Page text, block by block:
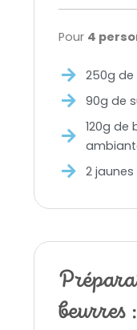
beurres :
Pour 4
250g
90g de
120g de
2